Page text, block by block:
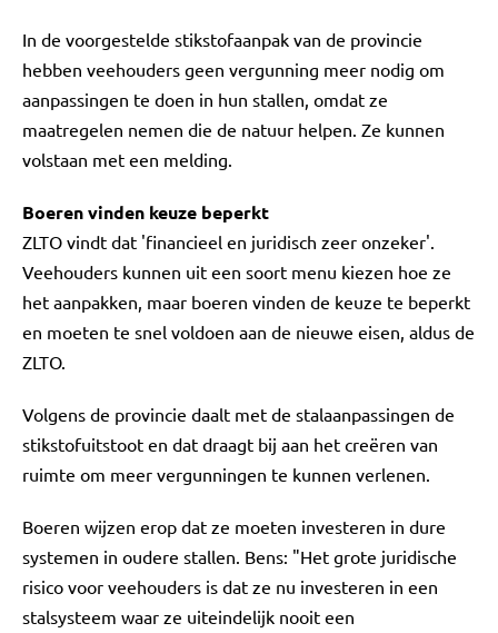
In de voorgestelde stikstofaanpak van de provincie
hebben veehouders geen vergunning meer nodig om
aanpassingen te doen in hun stallen, omdat ze
maatregelen nemen die de natuur helpen. Ze kunnen
volstaan met een melding.
Boeren vinden keuze beperkt
ZLTO vindt dat 'financieel en juridisch zeer onzeker'.
Veehouders kunnen uit een soort menu kiezen hoe ze
het aanpakken, maar boeren vinden de keuze te beperkt
en moeten te snel voldoen aan de nieuwe eisen, aldus de
ZLTO.
Volgens de provincie daalt met de stalaanpassingen de
stikstofuitstoot en dat draagt bij aan het creëren van
ruimte om meer vergunningen te kunnen verlenen.
Boeren wijzen erop dat ze moeten investeren in dure
systemen in oudere stallen. Bens: "Het grote juridische
risico voor veehouders is dat ze nu investeren in een
stalsysteem waar ze uiteindelijk nooit een